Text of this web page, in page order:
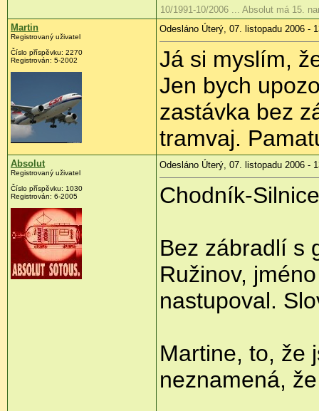
10/1991-10/2006 ... Absolut má 15.
Martin
Registrovaný uživatel
Číslo příspěvku: 2270
Registrován: 5-2002
Odesláno Úterý, 07. listopadu 2006 -
Já si myslím,
Jen bych
zastávka bez
tramvaj.
Absolut
Registrovaný uživatel
Číslo příspěvku: 1030
Registrován: 6-2005
Odesláno Úterý, 07. listopadu 2006 -
Chodník-
Bez zábradlí s
Ružinov,
nastupoval.
Martine, to, že
neznamená,